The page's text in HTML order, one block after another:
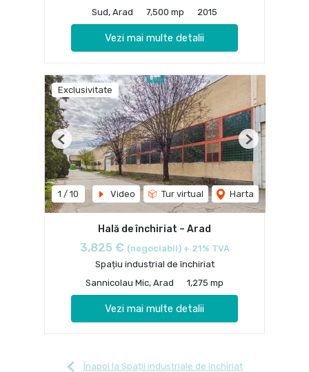
Sud, Arad
7,500 mp 2015
Vezi mai multe detalii
Exclusivitate
1 / 10 Video Tur virtual Harta
Previous Next
Hală de închiriat – Arad
3,825 € (negociabil) + 21% TVA
Spațiu industrial de închiriat
Sannicolau Mic, Arad
1,275 mp
Vezi mai multe detalii
Înapoi la Spații industriale de închiriat